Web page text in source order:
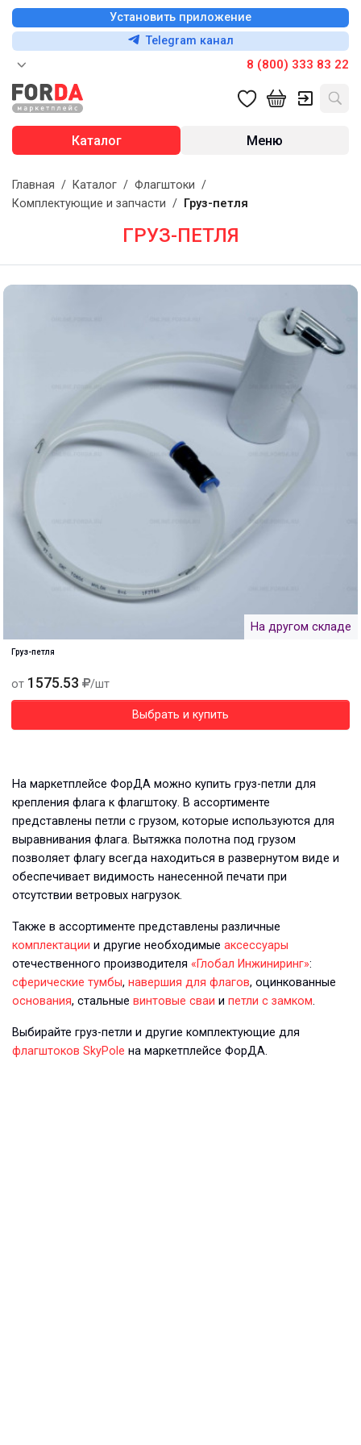
Установить приложение
Telegram канал
8 (800) 333 83 22
Каталог Меню
Главная / Каталог / Флагштоки /
Комплектующие и запчасти / Груз-петля
ГРУЗ-ПЕТЛЯ
На другом складе
Груз-петля
от 1575.53 /шт
Выбрать и купить
На маркетплейсе ФорДА можно купить груз-петли для
крепления флага к флагштоку. В ассортименте
представлены петли с грузом, которые используются для
выравнивания флага. Вытяжка полотна под грузом
позволяет флагу всегда находиться в развернутом виде и
обеспечивает видимость нанесенной печати при
отсутствии ветровых нагрузок.
Также в ассортименте представлены различные
комплектации и другие необходимые аксессуары
отечественного производителя «Глобал Инжиниринг»:
сферические тумбы, навершия для флагов, оцинкованные
основания, стальные винтовые сваи и петли с замком.
Выбирайте груз-петли и другие комплектующие для
флагштоков SkyPole на маркетплейсе ФорДА.